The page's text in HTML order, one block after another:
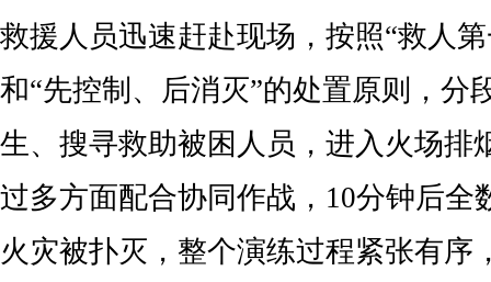
救援人员迅速赶赴现场，按照“救人
和“先控制、后消灭”的处置原则，分
生、搜寻救助被困人员，进入火场排
过多方面配合协同作战，10分钟后全
火灾被扑灭，整个演练过程紧张有序